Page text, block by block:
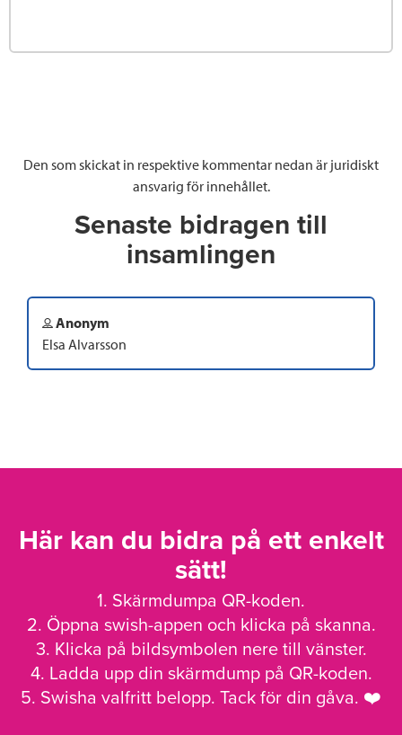
Den som skickat in respektive kommentar nedan är juridiskt
ansvarig för innehållet.
Senaste bidragen till
insamlingen
Anonym
Elsa Alvarsson
Här kan du bidra på ett enkelt
sätt!
1. Skärmdumpa QR-koden.
2. Öppna swish-appen och klicka på skanna.
3. Klicka på bildsymbolen nere till vänster.
4. Ladda upp din skärmdump på QR-koden.
5. Swisha valfritt belopp. Tack för din gåva. ❤️